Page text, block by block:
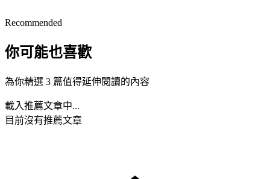
Recommended
你可能也喜歡
為你精選 3 篇值得延伸閱讀的內容
載入推薦文章中...
目前沒有推薦文章